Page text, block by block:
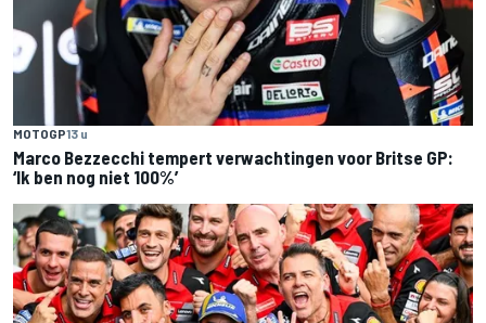
MOTOGP13 u
Marco Bezzecchi tempert verwachtingen voor Britse GP:
‘Ik ben nog niet 100%’